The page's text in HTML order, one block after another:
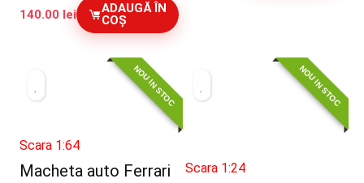
140.00 lei
ADAUGĂ ÎN
COȘ
NOU IN STOC
Scara 1:64
Macheta auto Ferrari
NOU IN STOC
Scara 1:24